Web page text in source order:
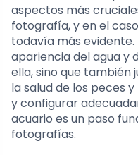
aspectos más
fotografía, y en el
todavía más evidente.
apariencia del agua y
ella, sino que
la salud de los peces
y configurar
acuario es un paso
fotografías.